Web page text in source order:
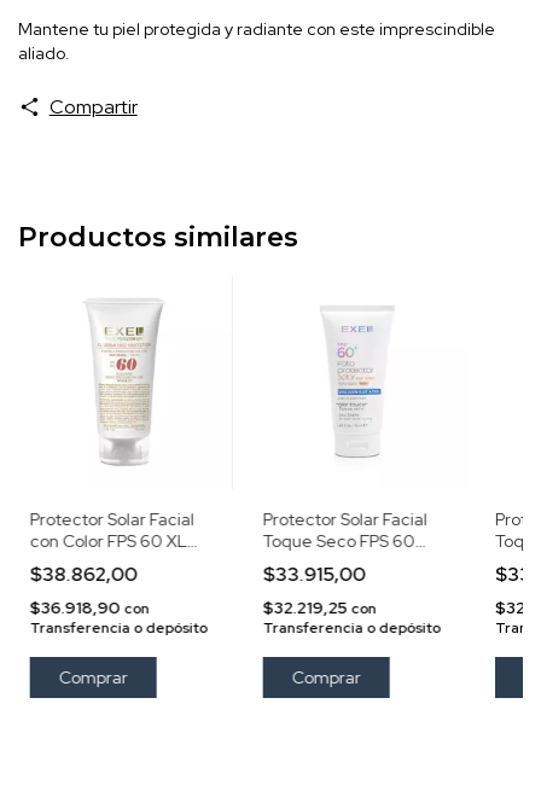
Mantene tu piel protegida y radiante con este imprescindible
aliado.
Compartir
Productos similares
Protector Solar Facial
con Color FPS 60 XL
Urban Face
$38.862,00
$36.918,90 con
Transferencia o depósito
Protector Solar Facial
Toque Seco FPS 60
Tono Claro Triple
Protección UVA, UVB y
Luz Azul 50gr
$33.915,00
$32.219,25 con
Transferencia o depósito
Tono
Luz